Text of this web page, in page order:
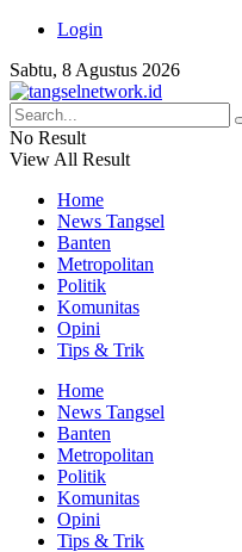
Login
Sabtu, 8 Agustus 2026
No Result
View All Result
Home
News Tangsel
Banten
Metropolitan
Politik
Komunitas
Opini
Tips & Trik
Home
News Tangsel
Banten
Metropolitan
Politik
Komunitas
Opini
Tips & Trik